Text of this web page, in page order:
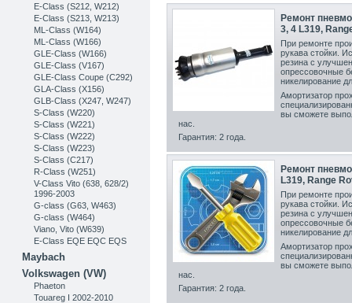
E-Class (S212, W212)
E-Class (S213, W213)
ML-Class (W164)
ML-Class (W166)
GLE-Class (W166)
GLE-Class (V167)
GLE-Class Coupe (C292)
GLA-Class (X156)
GLB-Class (X247, W247)
S-Class (W220)
S-Class (W221)
S-Class (W222)
S-Class (W223)
S-Class (C217)
R-Class (W251)
V-Class Vito (638, 628/2)
1996-2003
G-class (G63, W463)
G-class (W464)
Viano, Vito (W639)
E-Class EQE EQC EQS
Maybach
Volkswagen (VW)
Phaeton
Touareg I 2002-2010
Ремонт
3, 4 L319,
При ремонте
рукава стойки.
резина с
опрессовочные
никелирование
Амортизатор
вы сможете
нас.
Гарантия: 2 года.
Ремонт
L319, Range
При ремонте
рукава стойки.
резина с
опрессовочные
никелирование
Амортизатор
вы сможете
нас.
Гарантия: 2 года.